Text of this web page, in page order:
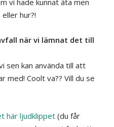
hur?!
när vi lämnat det till
sen kan använda till att
med! Coolt va?? Vill du se
här ljudklippet(du får